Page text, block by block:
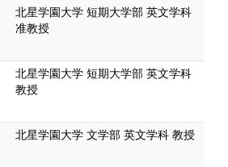
北星学園大学 短期大学部 英文学科
准教授
北星学園大学 短期大学部 英文学科
教授
北星学園大学 文学部 英文学科 教授